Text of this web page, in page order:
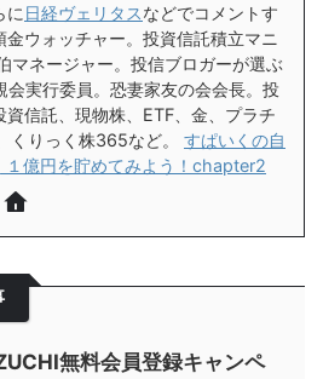
に 日経ヴェリタスなどでコメントす
金ウォッチャー。投資信託積立マニ
マネージャー。投信ブロガーが選ぶ
会実行委員。恐妻家友の会会長。投
資信託、現物株、ETF、金、プラチ
くりっく株365など。 すぱいくの自
１億円を貯めてみよう！chapter2
無料会員登録キャンペ